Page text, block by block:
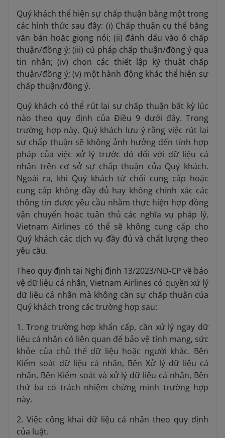
Quý khách thể hiện sự chấp thuận bằng một trong
các hình thức sau đây: (i) Chấp thuận cụ thể bằng
văn bản hoặc giọng nói; (ii) đánh dấu vào ô chấp
thuận/đồng ý; (iii) cú pháp chấp thuận/đồng ý qua
tin nhắn; (iv) chọn các thiết lập kỹ thuật chấp
thuận/đồng ý; (v) một hành động khác thể hiện sự
chấp thuận/đồng ý.
Quý khách có thể rút lại sự chấp thuận bất kỳ lúc
nào theo quy định của Điều 9 dưới đây. Trong
trường hợp này, Quý khách lưu ý rằng việc rút lại
sự chấp thuận sẽ không ảnh hưởng đến tính hợp
pháp của việc xử lý trước đó đối với dữ liệu cá
nhân trên cơ sở sự chấp thuận của Quý khách.
Ngoài ra, khi Quý khách từ chối cung cấp hoặc
cung cấp không đầy đủ hay không chính xác các
thông tin được yêu cầu nhằm thực hiện hợp đồng
vận chuyển hoặc tuân thủ các nghĩa vụ pháp lý,
Vietnam Airlines có thể sẽ không cung cấp cho
Quý khách các dịch vụ đầy đủ và chất lượng theo
yêu cầu.
Theo quy định tại Nghị định 13/2023/NĐ-CP về bảo
vệ dữ liệu cá nhân, Vietnam Airlines có quyền xử lý
dữ liệu cá nhân mà không cần sự chấp thuận của
Quý khách trong các trường hợp sau:
1. Trong trường hợp khẩn cấp, cần xử lý ngay dữ
liệu cá nhân có liên quan để bảo vệ tính mạng, sức
khỏe của chủ thể dữ liệu hoặc người khác. Bên
Kiểm soát dữ liệu cá nhân, Bên Xử lý dữ liệu cá
nhân, Bên Kiểm soát và xử lý dữ liệu cá nhân, Bên
thứ ba có trách nhiệm chứng minh trường hợp
này.
2. Việc công khai dữ liệu cá nhân theo quy định
của luật.